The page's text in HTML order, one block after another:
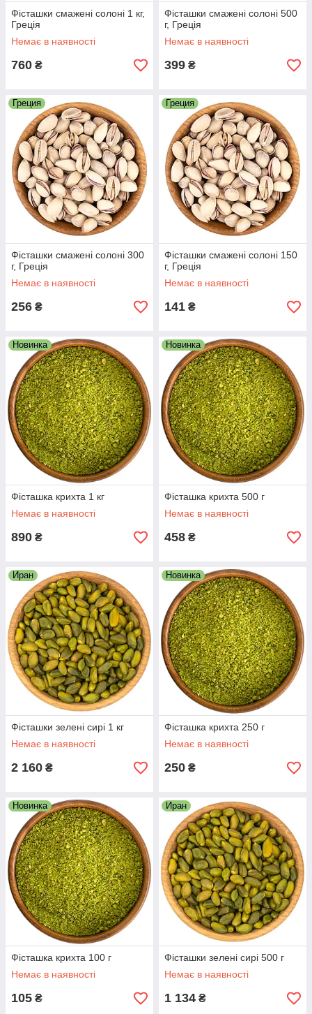
Фісташки смажені солоні 1 кг,
Греція
Немає в наявності
760 ₴
Фісташки смажені солоні 500
г, Греція
Немає в наявності
399 ₴
Греция
Фісташки смажені солоні 300
г, Греція
Немає в наявності
256 ₴
Греция
Фісташки смажені солоні 150
г, Греція
Немає в наявності
141 ₴
Новинка
Фісташка крихта 1 кг
Немає в наявності
890 ₴
Новинка
Фісташка крихта 500 г
Немає в наявності
458 ₴
Иран
Фісташки зелені сирі 1 кг
Немає в наявності
2 160 ₴
Новинка
Фісташка крихта 250 г
Немає в наявності
250 ₴
Новинка
Фісташка крихта 100 г
Немає в наявності
105 ₴
Иран
Фісташки зелені сирі 500 г
Немає в наявності
1 134 ₴